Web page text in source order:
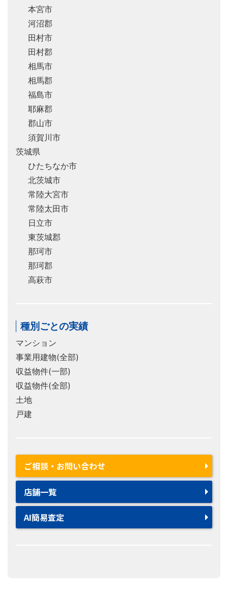
本宮市
河沼郡
田村市
田村郡
相馬市
相馬郡
福島市
耶麻郡
郡山市
須賀川市
茨城県
ひたちなか市
北茨城市
常陸大宮市
常陸太田市
日立市
東茨城郡
那珂市
那珂郡
高萩市
種別ごとの実績
マンション
事業用建物(全部)
収益物件(一部)
収益物件(全部)
土地
戸建
ご相談・お問い合わせ
店舗一覧
AI簡易査定